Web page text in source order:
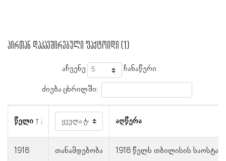
პირთან დაკავშირებული ფაქტოიდი (1)
აჩვენე ჩანაწერი
ძიება ცხრილში:
წელი აღწერა
1918 თანამდებობა 1918 წელს თბილისის